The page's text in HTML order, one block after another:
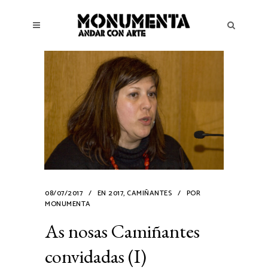
08/07/2017 EN 2017, CAMIÑANTES
POR
MONUMENTA
As nosas Camiñantes
convidadas (I)